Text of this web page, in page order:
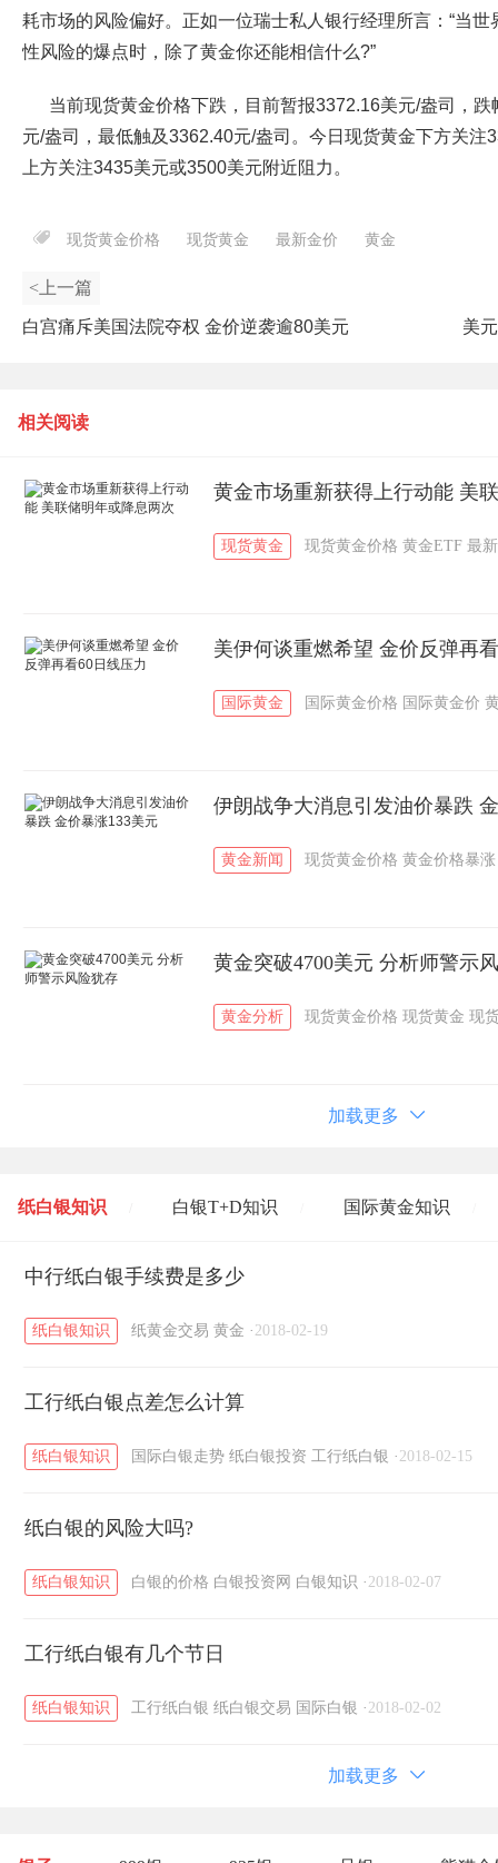
耗市场的风险偏好。正如一位瑞士私人银行经理所言：“当
性风险的爆点时，除了黄金你还能相信什么?”
当前现货黄金价格下跌，目前暂报3372.16美元/盎司，
元/盎司，最低触及3362.40元/盎司。今日现货黄金下方关注
上方关注3435美元或3500美元附近阻力。
现货黄金价格 现货黄金 最新金价 黄金
<上一篇
白宫痛斥美国法院夺权 金价逆袭逾80美元 美
相关阅读
黄金市场重新获得上行动能 美
现货黄金 现货黄金价格 黄金ETF 最
美伊何谈重燃希望 金价反弹再
国际黄金 国际黄金价格 国际黄金价
伊朗战争大消息引发油价暴跌
黄金新闻 现货黄金价格 黄金价格暴涨
黄金突破4700美元 分析师警示
黄金分析 现货黄金价格 现货黄金 现
加载更多
纸白银知识 白银T+D知识 国际黄金知识
黄金T+D知识 / 粤贵银知识
中行纸白银手续费是多少
纸白银知识 纸黄金交易 黄金 · 2018-02-19
工行纸白银点差怎么计算
纸白银知识 国际白银走势 纸白银投资 工行纸白银 · 2018-02-15
纸白银的风险大吗?
纸白银知识 白银的价格 白银投资网 白银知识 · 2018-02-07
工行纸白银有几个节日
纸白银知识 工行纸白银 纸白银交易 国际白银 · 2018-02-02
加载更多